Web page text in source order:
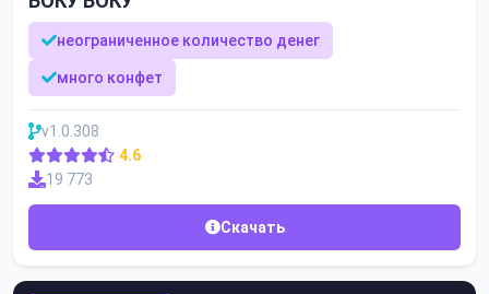
неограниченное количество денег
много конфет
v1.0.308
4.6
19 773
Скачать